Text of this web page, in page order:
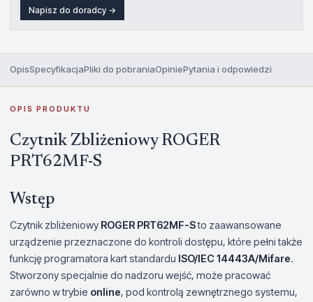
Napisz do doradcy →
OpisSpecyfikacjaPliki do pobraniaOpiniePytania i odpowiedzi
OPIS PRODUKTU
Czytnik Zbliżeniowy ROGER
PRT62MF-S
Wstęp
Czytnik zbliżeniowy ROGER PRT62MF-Sto zaawansowane
urządzenie przeznaczone do kontroli dostępu, które pełni także
funkcję programatora kart standardu ISO/IEC 14443A/Mifare.
Stworzony specjalnie do nadzoru wejść, może pracować
zarówno w trybie online, pod kontrolą zewnętrznego systemu,